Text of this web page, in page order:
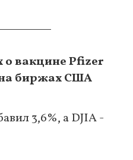
о вакцине Pfizer
биржах США
3,6%, а DJIA -